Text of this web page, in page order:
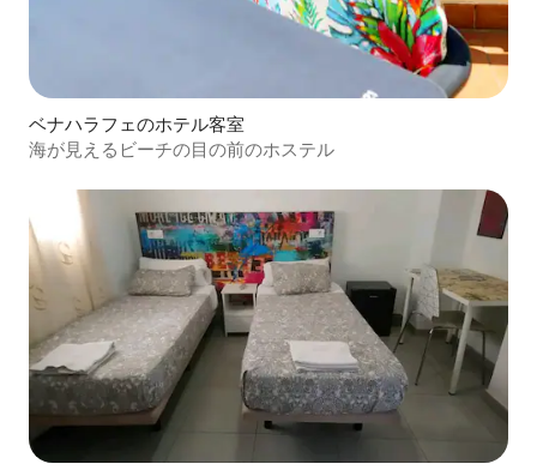
ベナハラフェのホテル客室
海が見えるビーチの目の前のホステル